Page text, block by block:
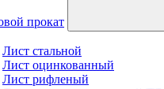
прокат
Лист стальной
Лист оцинкованный
Лист рифленый